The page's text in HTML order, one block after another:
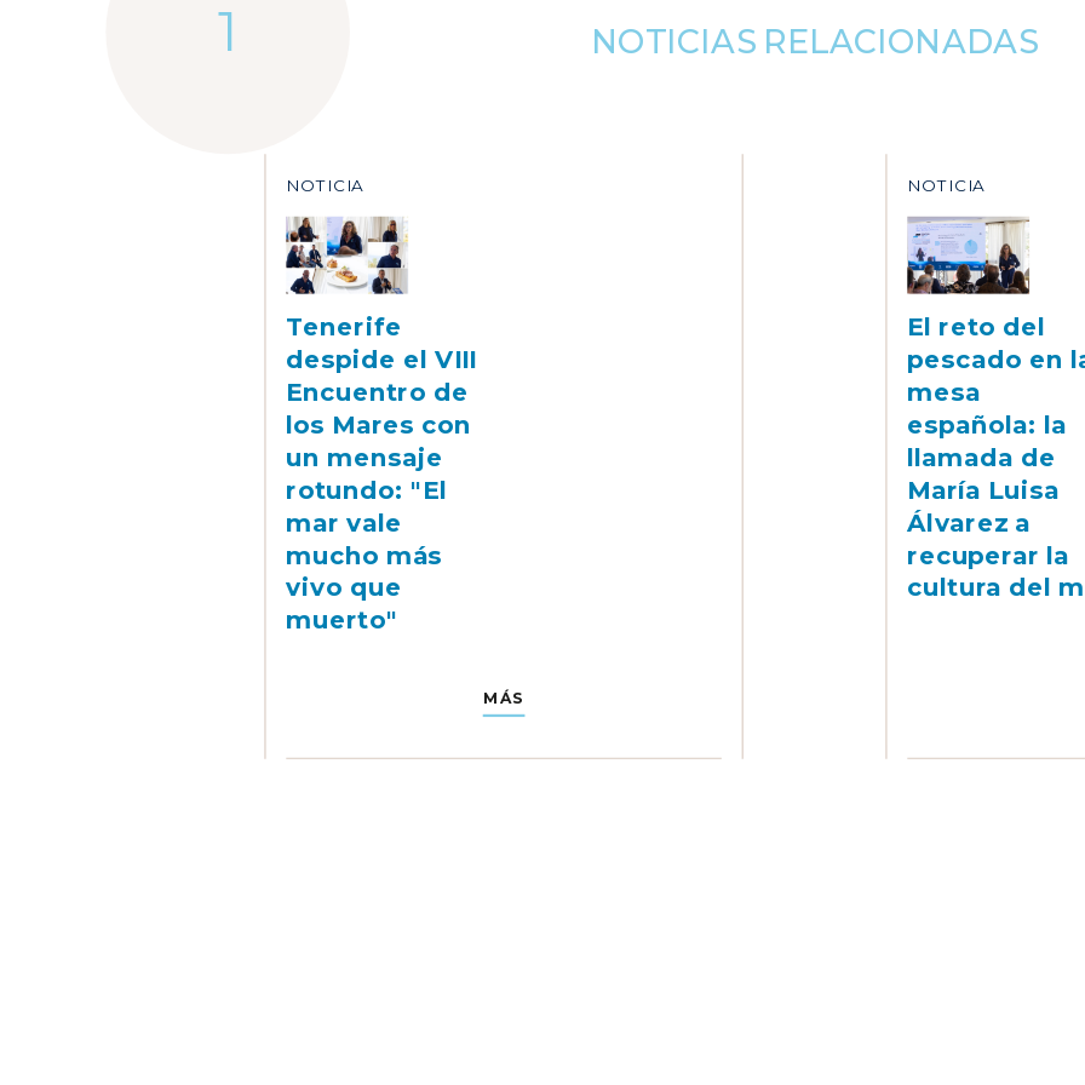
NOTICIAS RELACIONADAS
NOTICIA
Tenerife
despide el VIII
Encuentro de
los Mares con
un mensaje
rotundo: "El
mar vale
mucho más
vivo que
muerto"
MÁS
NOTICIA
El reto del
pescado en
mesa
española: la
llamada de
María Luisa
Álvarez a
recuperar la
cultura del